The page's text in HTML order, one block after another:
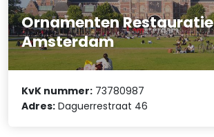
Ornamenten Restauratie
Amsterdam
KvK nummer: 73780987
Adres: Daguerrestraat 46